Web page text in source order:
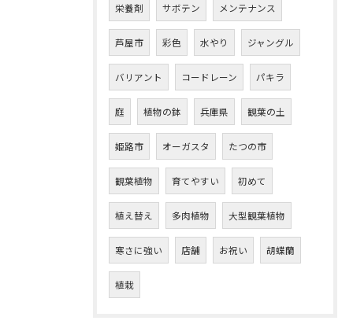
栄養剤 サボテン メンテナンス
芦屋市 彩色 水やり ジャングル
バリアント コードレーン パキラ
庭 植物の鉢 兵庫県 観葉の土
姫路市 オーガスタ たつの市
観葉植物 育てやすい 初めて
植え替え 多肉植物 大型観葉植物
寒さに強い 店舗 お祝い 胡蝶蘭
植栽